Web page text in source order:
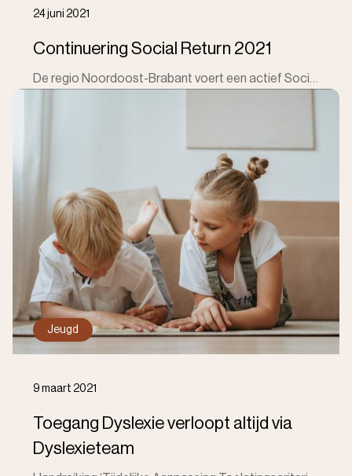
24 juni 2021
Continuering Social Return 2021
9 maart 2021
Toegang Dyslexie verloopt altijd via
Dyslexieteam
Jeugd